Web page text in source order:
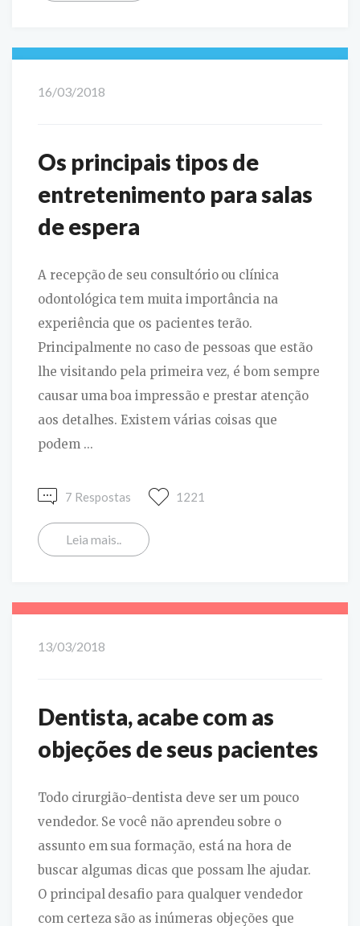
16/03/2018
Os principais tipos de
entretenimento para salas
de espera
A recepção de seu consultório ou clínica
odontológica tem muita importância na
experiência que os pacientes terão.
Principalmente no caso de pessoas que estão
lhe visitando pela primeira vez, é bom sempre
causar uma boa impressão e prestar atenção
aos detalhes. Existem várias coisas que
podem ...
7 Respostas 1221
Leia mais..
13/03/2018
Dentista, acabe com as
objeções de seus pacientes
Todo cirurgião-dentista deve ser um pouco
vendedor. Se você não aprendeu sobre o
assunto em sua formação, está na hora de
buscar algumas dicas que possam lhe ajudar.
O principal desafio para qualquer vendedor
com certeza são as inúmeras objeções que